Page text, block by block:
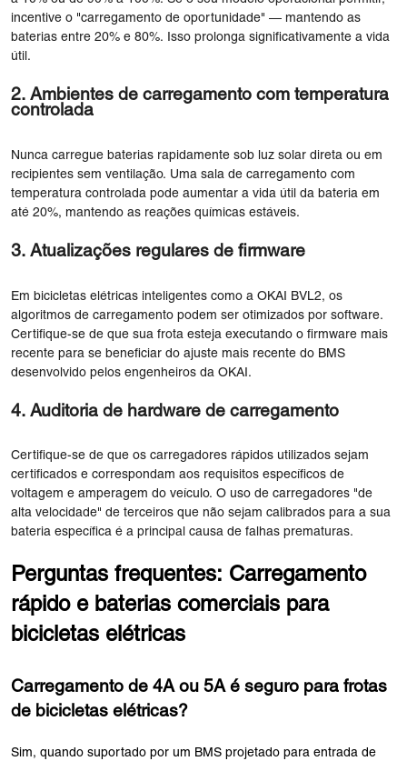
incentive o "carregamento de oportunidade" — mantendo as
baterias entre 20% e 80%. Isso prolonga significativamente a vida
útil.
2. Ambientes de carregamento com temperatura
controlada
Nunca carregue baterias rapidamente sob luz solar direta ou em
recipientes sem ventilação. Uma sala de carregamento com
temperatura controlada pode aumentar a vida útil da bateria em
até 20%, mantendo as reações químicas estáveis.
3. Atualizações regulares de firmware
Em bicicletas elétricas inteligentes como a OKAI BVL2, os
algoritmos de carregamento podem ser otimizados por software.
Certifique-se de que sua frota esteja executando o firmware mais
recente para se beneficiar do ajuste mais recente do BMS
desenvolvido pelos engenheiros da OKAI.
4. Auditoria de hardware de carregamento
Certifique-se de que os carregadores rápidos utilizados sejam
certificados e correspondam aos requisitos específicos de
voltagem e amperagem do veículo. O uso de carregadores "de
alta velocidade" de terceiros que não sejam calibrados para a sua
bateria específica é a principal causa de falhas prematuras.
Perguntas frequentes: Carregamento
rápido e baterias comerciais para
bicicletas elétricas
Carregamento de 4A ou 5A é seguro para frotas
de bicicletas elétricas?
Sim, quando suportado por um BMS projetado para entrada de